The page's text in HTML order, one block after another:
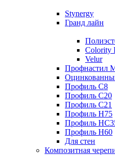
Stynergy
Гранд лайн
Colority
Velur
Профнастил
Профиль С8
Профиль С20
Профиль С21
Профиль Н75
Профиль
Профиль Н60
Для стен
Композитная